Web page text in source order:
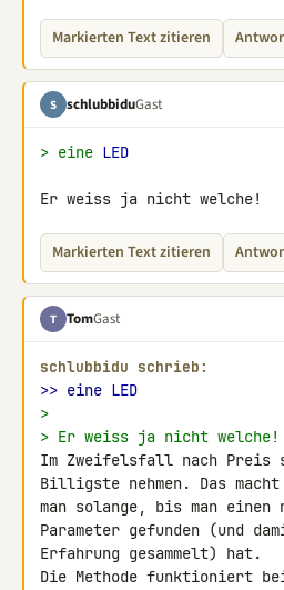
Markierten Text zitieren
S schlubbiduGast
> eine LED
Er weiss ja nicht welche!
Markierten Text zitieren
T TomGast
schlubbidu schrieb:
>> eine LED
>
> Er weiss ja nicht welche!
Im Zweifelsfall nach Preis
Billigste nehmen. Das macht
man solange, bis man
Parameter gefunden (und
Erfahrung gesammelt) hat.
Die Methode funktioniert